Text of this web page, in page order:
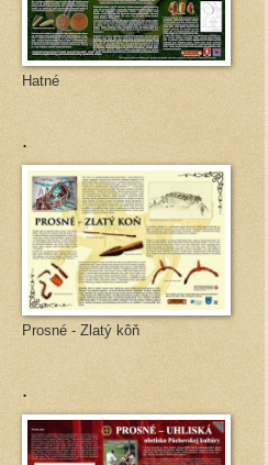
Hatné
.
Prosné - Zlatý kôň
.